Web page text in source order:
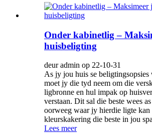
Onder kabinetlig –
huisbeligting
deur admin op 22-10-31
As jy jou huis se beligtingsopsies
moet jy die tyd neem om die
ligbronne en hul impak op
verstaan. Dit sal die beste wees
oorweeg waar jy hierdie ligte kan
kleurskakering die beste in jou
Lees meer